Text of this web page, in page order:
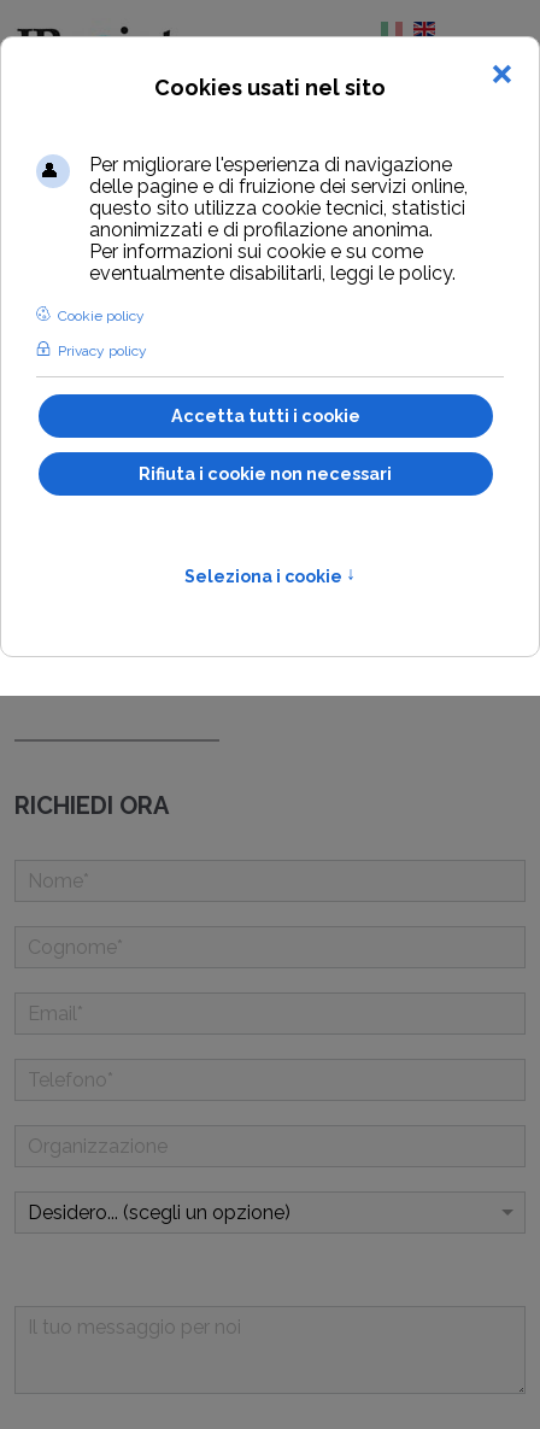
Seleziona la tua
6. Quanto costa
IPpoint?
IPpoint è un sistema modulare e scalabile, da
preventivare in base alle esigenze specifiche di ogni
cliente. I nostri commerciali sono a disposizione per
offerte, non vincolanti, personalizzate.Basta compilare la
RICHIEDI ORA